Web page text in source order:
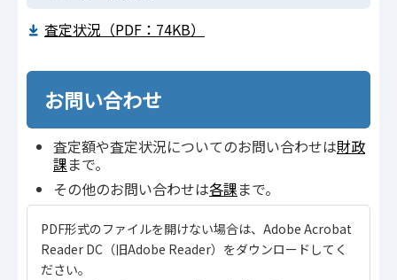
査定状況（PDF：74KB）
お問い合わせ
査定額や査定状況についてのお問い合わせは財政
課まで。
その他のお問い合わせは各課まで。
PDF形式のファイルを開けない場合は、Adobe Acrobat
Reader DC（旧Adobe Reader）をダウンロードしてく
ださい。